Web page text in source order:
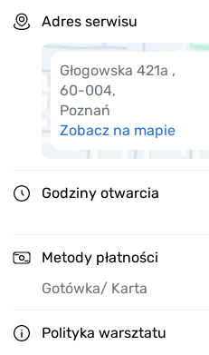
Adres serwisu
Głogowska 421a ,
60-004,
Poznań
Zobacz na mapie
Godziny otwarcia
Metody płatności
Gotówka/ Karta
Polityka warsztatu